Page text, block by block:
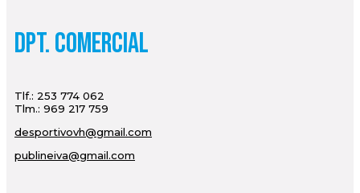
Dpt. Comercial
Tlf.: 253 774 062
Tlm.: 969 217 759
desportivovh@gmail.com
publineiva@gmail.com